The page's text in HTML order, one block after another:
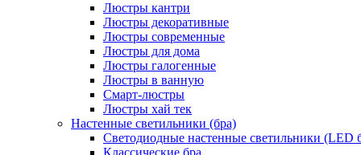
Люстры кантри
Люстры декоративные
Люстры современные
Люстры для дома
Люстры галогенные
Люстры в ванную
Смарт-люстры
Люстры хай тек
Настенные светильники (бра)
Светодиодные настенные светильники (LED
Классические бра